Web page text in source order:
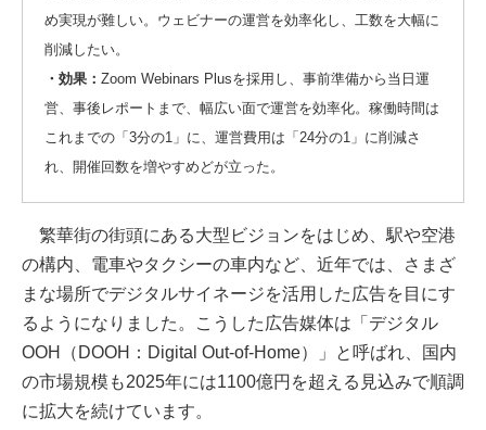
め実現が難しい。ウェビナーの運営を効率化し、工数を大幅に
削減したい。
・効果： Zoom Webinars Plusを採用し、事前準備から当日運
営、事後レポートまで、幅広い面で運営を効率化。稼働時間は
これまでの「3分の1」に、運営費用は「24分の1」に削減さ
れ、開催回数を増やすめどが立った。
繁華街の街頭にある大型ビジョンをはじめ、駅や空港
の構内、電車やタクシーの車内など、近年では、さまざ
まな場所でデジタルサイネージを活用した広告を目にす
るようになりました。こうした広告媒体は「デジタル
OOH（DOOH：Digital Out-of-Home）」と呼ばれ、国内
の市場規模も2025年には1100億円を超える見込みで順調
に拡大を続けています。